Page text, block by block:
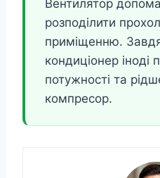
Вентилятор
розподілити
приміщенню.
кондиціонер
потужності та
компресор.